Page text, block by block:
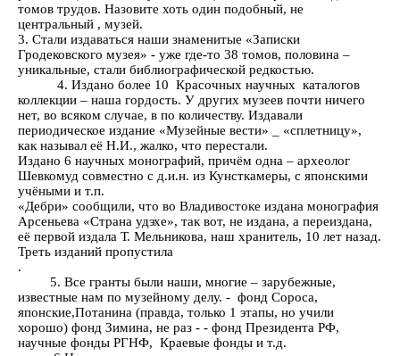
томов трудов. Назовите хоть один подобный, не
центральный , музей.
3. Стали издаваться наши знаменитые «Записки
Гродековского музея» - уже где-то 38 томов, половина –
уникальные, стали библиографической редкостью.
4. Издано более 10 Красочных научных каталогов
коллекции – наша гордость. У других музеев почти ничего
нет, во всяком случае, в по количеству. Издавали
периодическое издание «Музейные вести» _ «сплетницу»,
как называл её Н.И., жалко, что перестали.
Издано 6 научных монографий, причём одна – археолог
Шевкомуд совместно с д.и.н. из Кунсткамеры, с японскими
учёными и т.п.
«Дебри» сообщили, что во Владивостоке издана монография
Арсеньева «Страна удэхе», так вот, не издана, а переиздана,
её первой издала Т. Мельникова, наш хранитель, 10 лет назад.
Треть изданий пропустила
.
5. Все гранты были наши, многие – зарубежные,
известные нам по музейному делу. - фонд Сороса,
японские,Потанина (правда, только 1 этапы, но учили
хорошо) фонд Зимина, не раз - - фонд Президента РФ,
научные фонды РГНФ, Краевые фонды и т.д.